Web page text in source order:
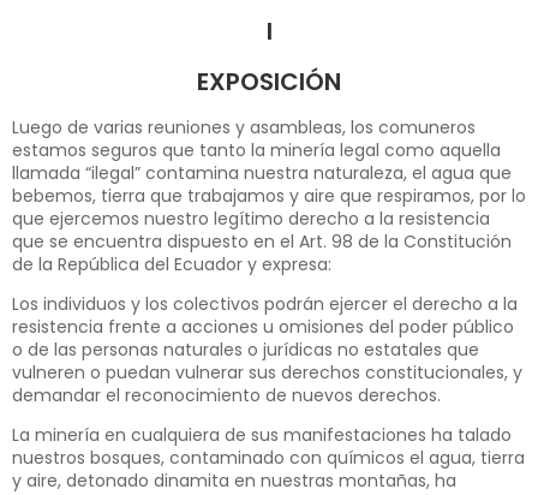
I
EXPOSICIÓN
Luego de varias reuniones y asambleas, los comuneros
estamos seguros que tanto la minería legal como aquella
llamada “ilegal” contamina nuestra naturaleza, el agua que
bebemos, tierra que trabajamos y aire que respiramos, por lo
que ejercemos nuestro legítimo derecho a la resistencia
que se encuentra dispuesto en el Art. 98 de la Constitución
de la República del Ecuador y expresa:
Los individuos y los colectivos podrán ejercer el derecho a la
resistencia frente a acciones u omisiones del poder público
o de las personas naturales o jurídicas no estatales que
vulneren o puedan vulnerar sus derechos constitucionales, y
demandar el reconocimiento de nuevos derechos.
La minería en cualquiera de sus manifestaciones ha talado
nuestros bosques, contaminado con químicos el agua, tierra
y aire, detonado dinamita en nuestras montañas, ha